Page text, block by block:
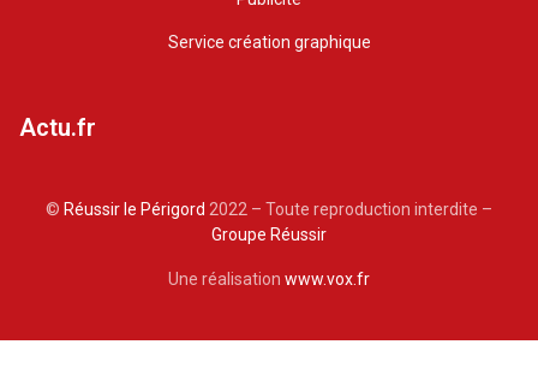
Service création graphique
Actu.fr
© Réussir le Périgord 2022 – Toute reproduction interdite –
Groupe Réussir
Une réalisation www.vox.fr